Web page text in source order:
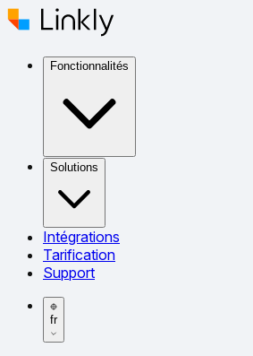
Fonctionnalités
Solutions
Intégrations
Tarification
Support
fr